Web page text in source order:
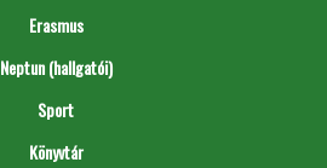
Erasmus
Neptun (hallgatói)
Sport
Könyvtár